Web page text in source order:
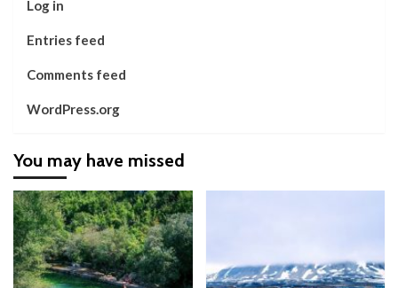
Log in
Entries feed
Comments feed
WordPress.org
You may have missed